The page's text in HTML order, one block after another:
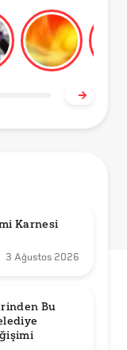
Karnesi
3 Ağustos 2026
Bu